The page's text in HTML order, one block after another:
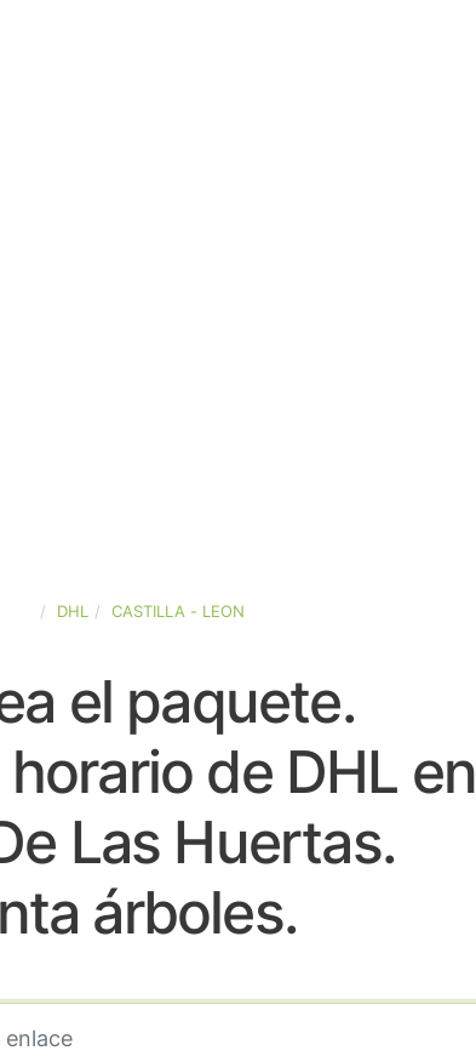
DHL CASTILLA - LEON
el paquete.
de DHL en
Las Huertas.
árboles.